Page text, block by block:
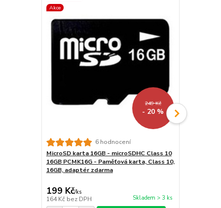
Akce
249 Kč
- 20 %
6 hodnocení
MicroSD karta 16GB - microSDHC Class 10
16GB PCMK16G - Paměťová karta, Class 10,
16GB, adaptér zdarma
199 Kč/ks
164 Kč bez DPH Skladem > 3 ks